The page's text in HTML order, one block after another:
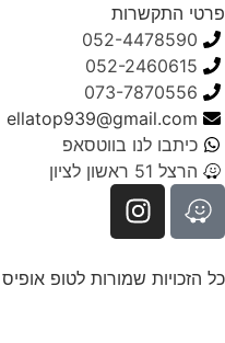
פרטי התקשרות
052-4478590
052-2460615
073-7870556
ellatop939@gmail.com
כיתבו לנו בווטסאפ
הרצל 51 ראשון לציון
כל הזכויות שמורות לטופ